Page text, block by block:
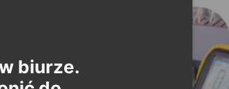
biurze.